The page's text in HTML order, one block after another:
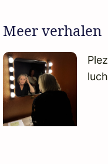
Meer verhalen